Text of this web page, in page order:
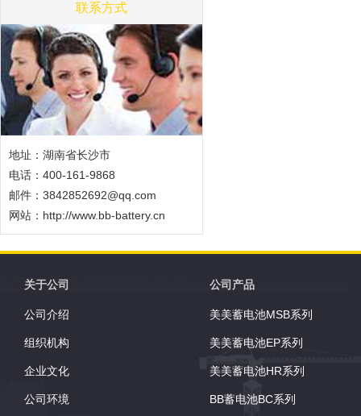
联系方式
地址：湖南省长沙市
电话：400-161-9868
邮件：3842852692@qq.com
网站： http://www.bb-battery.cn
关于公司
公司介绍
组织机构
企业文化
公司环境
公司产品
美美蓄电池MSB系列
美美蓄电池EP系列
美美蓄电池HR系列
BB蓄电池BC系列